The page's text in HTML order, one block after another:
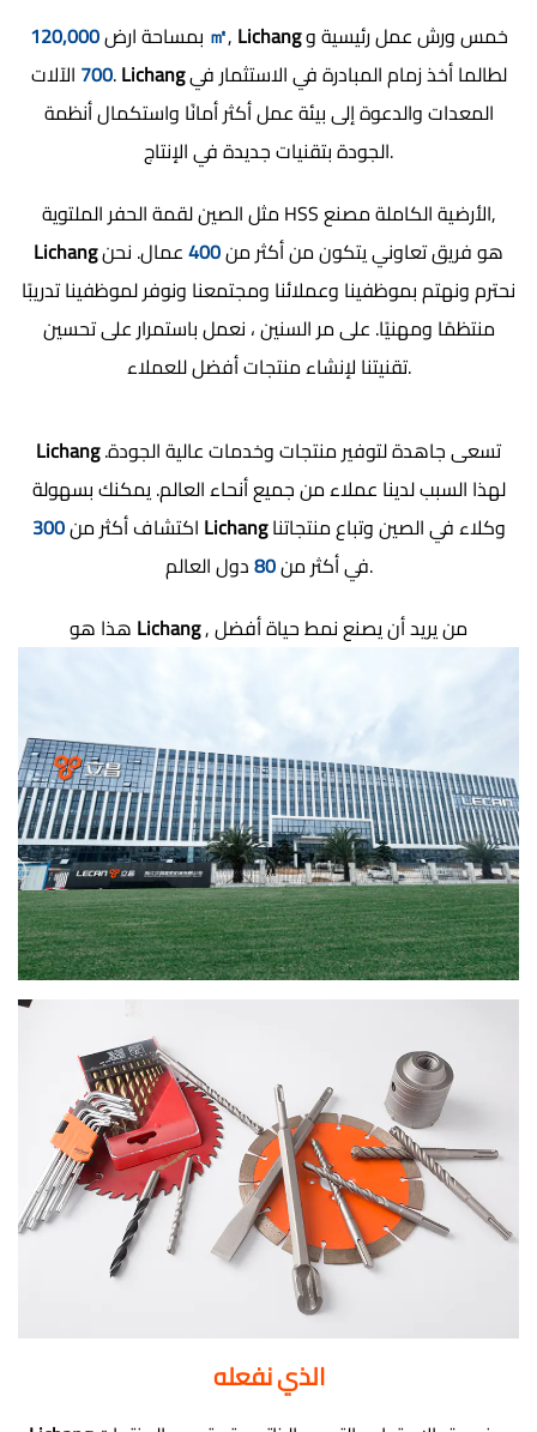
بمساحة ارض 120,000 ㎡, Lichangخمس ورش عمل رئيسية و
700الآلات.Lichangلطالما أخذ زمام المبادرة في الاستثمار في
المعدات والدعوة إلى بيئة عمل أكثر أمانًا واستكمال أنظمة
الجودة بتقنيات جديدة في الإنتاج.
مثل
الصين لقمة الحفر الملتوية HSS الأرضية الكاملة مصنع,
Lichang
هو فريق تعاوني يتكون من أكثر من400عمال. نحن
نحترم ونهتم بموظفينا وعملائنا ومجتمعنا ونوفر لموظفينا تدريبًا
منتظمًا ومهنيًا. على مر السنين ، نعمل باستمرار على تحسين
تقنيتنا لإنشاء منتجات أفضل للعملاء.
Lichangتسعى جاهدة لتوفير منتجات وخدمات عالية الجودة.
لهذا السبب لدينا عملاء من جميع أنحاء العالم. يمكنك بسهولة
اكتشاف أكثر من300 Lichangوكلاء في الصين وتباع منتجاتنا
في أكثر من80
دول العالم.
Lichang , من يريد أن يصنع نمط حياة أفضل
الذي نفعله